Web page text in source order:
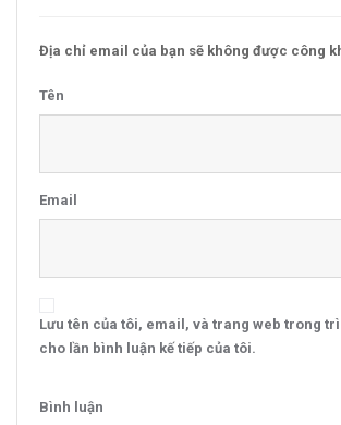
Địa chỉ email của bạn sẽ không được công
Tên
Email
Lưu tên của tôi, email, và trang web trong
cho lần bình luận kế tiếp của tôi.
Bình luận